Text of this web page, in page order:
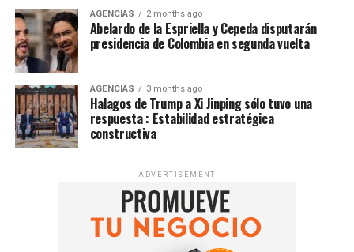
AGENCIAS 2 months ago
Abelardo de la Espriella y Cepeda disputarán
presidencia de Colombia en segunda vuelta
AGENCIAS 3 months ago
Halagos de Trump a Xi Jinping sólo tuvo una
respuesta : Estabilidad estratégica
constructiva
ADVERTISEMENT